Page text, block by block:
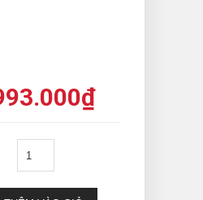
₫